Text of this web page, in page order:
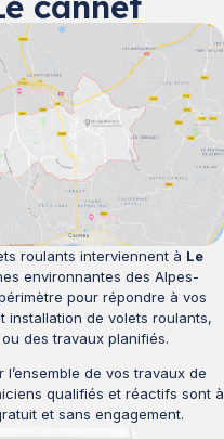
roulants interviennent à Le
environnantes des Alpes-
pour répondre à vos
installation de volets roulants,
des travaux planifiés.
de vos travaux de
qualifiés et réactifs sont à
et sans engagement.